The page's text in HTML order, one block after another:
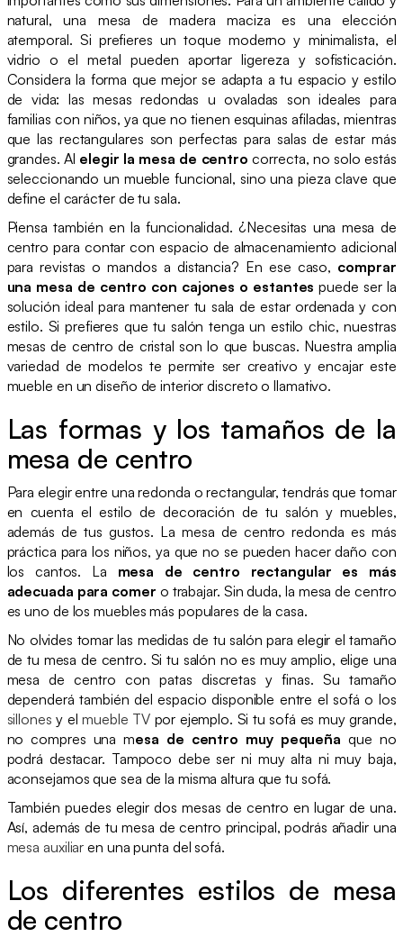
natural, una mesa de madera maciza es una elección
atemporal. Si prefieres un toque moderno y minimalista, el
vidrio o el metal pueden aportar ligereza y sofisticación.
Considera la forma que mejor se adapta a tu espacio y estilo
de vida: las mesas redondas u ovaladas son ideales para
familias con niños, ya que no tienen esquinas afiladas, mientras
que las rectangulares son perfectas para salas de estar más
grandes. Al elegir la mesa de centrocorrecta, no solo estás
seleccionando un mueble funcional, sino una pieza clave que
define el carácter de tu sala.
Piensa también en la funcionalidad. ¿Necesitas una mesa de
centro para contar con espacio de almacenamiento adicional
para revistas o mandos a distancia? En ese caso, comprar
una mesa de centro con cajones o estantes puede ser la
solución ideal para mantener tu sala de estar ordenada y con
estilo. Si prefieres que tu salón tenga un estilo chic, nuestras
mesas de centro de cristal son lo que buscas. Nuestra amplia
variedad de modelos te permite ser creativo y encajar este
mueble en un diseño de interior discreto o llamativo.
Las formas y los tamaños de la
mesa de centro
Para elegir entre una redonda o rectangular, tendrás que tomar
en cuenta el estilo de decoración de tu salón y muebles,
además de tus gustos. La mesa de centro redonda es más
práctica para los niños, ya que no se pueden hacer daño con
los cantos. La mesa de centro rectangular es más
adecuada para comer o trabajar. Sin duda, la mesa de centro
es uno de los muebles más populares de la casa.
No olvides tomar las medidas de tu salón para elegir el tamaño
de tu mesa de centro. Si tu salón no es muy amplio, elige una
mesa de centro con patas discretas y finas. Su tamaño
dependerá también del espacio disponible entre el sofá o los
sillones y elmueble TVpor ejemplo. Si tu sofá es muy grande,
no compres una mesa de centro muy pequeña que no
podrá destacar. Tampoco debe ser ni muy alta ni muy baja,
aconsejamos que sea de la misma altura que tu sofá.
También puedes elegir dos mesas de centro en lugar de una.
Así, además de tu mesa de centro principal, podrás añadir una
mesa auxiliar en una punta del sofá.
Los diferentes estilos de mesa
de centro